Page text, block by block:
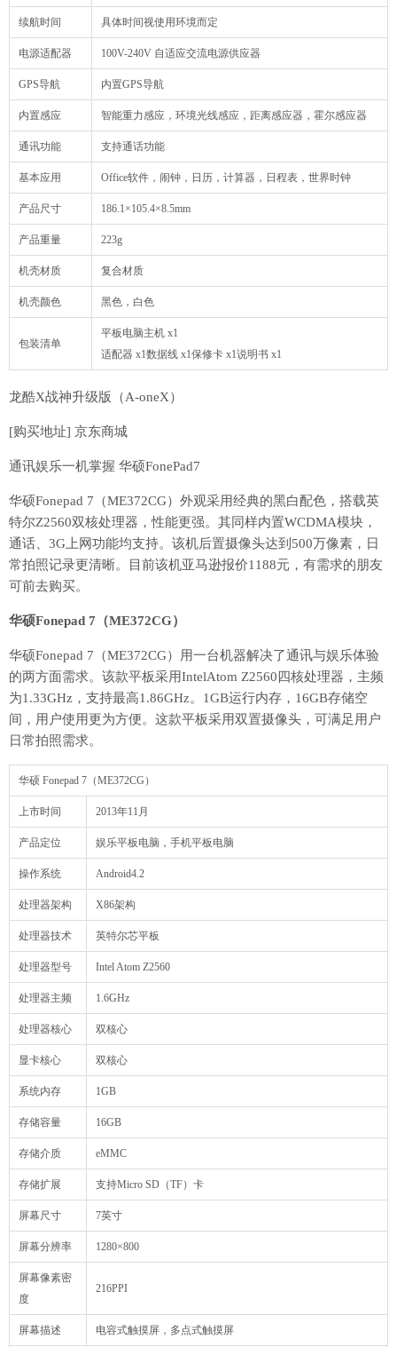
续航时间 具体时间视使用环境而定
电源适配器 100V-240V 自适应交流电源供应器
GPS导航 内置GPS导航
内置感应 智能重力感应，环境光线感应，距离感应器，霍尔感应器
通讯功能 支持通话功能
基本应用 Office软件，闹钟，日历，计算器，日程表，世界时钟
产品尺寸 186.1×105.4×8.5mm
产品重量 223g
机壳材质 复合材质
机壳颜色 黑色，白色
包装清单
平板电脑主机 x1
适配器 x1数据线 x1保修卡 x1说明书 x1
龙酷X战神升级版（A-oneX）
[购买地址] 京东商城
通讯娱乐一机掌握 华硕FonePad7
华硕Fonepad 7（ME372CG）外观采用经典的黑白配色，搭载英
特尔Z2560双核处理器，性能更强。其同样内置WCDMA模块，
通话、3G上网功能均支持。该机后置摄像头达到500万像素，日
常拍照记录更清晰。目前该机亚马逊报价1188元，有需求的朋友
可前去购买。
华硕Fonepad 7（ME372CG）
华硕Fonepad 7（ME372CG）用一台机器解决了通讯与娱乐体验
的两方面需求。该款平板采用IntelAtom Z2560四核处理器，主频
为1.33GHz，支持最高1.86GHz。1GB运行内存，16GB存储空
间，用户使用更为方便。这款平板采用双置摄像头，可满足用户
日常拍照需求。
华硕 Fonepad 7（ME372CG）
上市时间 2013年11月
产品定位 娱乐平板电脑，手机平板电脑
操作系统 Android4.2
处理器架构 X86架构
处理器技术 英特尔芯平板
处理器型号 Intel Atom Z2560
处理器主频 1.6GHz
处理器核心 双核心
显卡核心 双核心
系统内存 1GB
存储容量 16GB
存储介质 eMMC
存储扩展 支持Micro SD（TF）卡
屏幕尺寸 7英寸
屏幕分辨率 1280×800
屏幕像素密
度
216PPI
屏幕描述 电容式触摸屏，多点式触摸屏